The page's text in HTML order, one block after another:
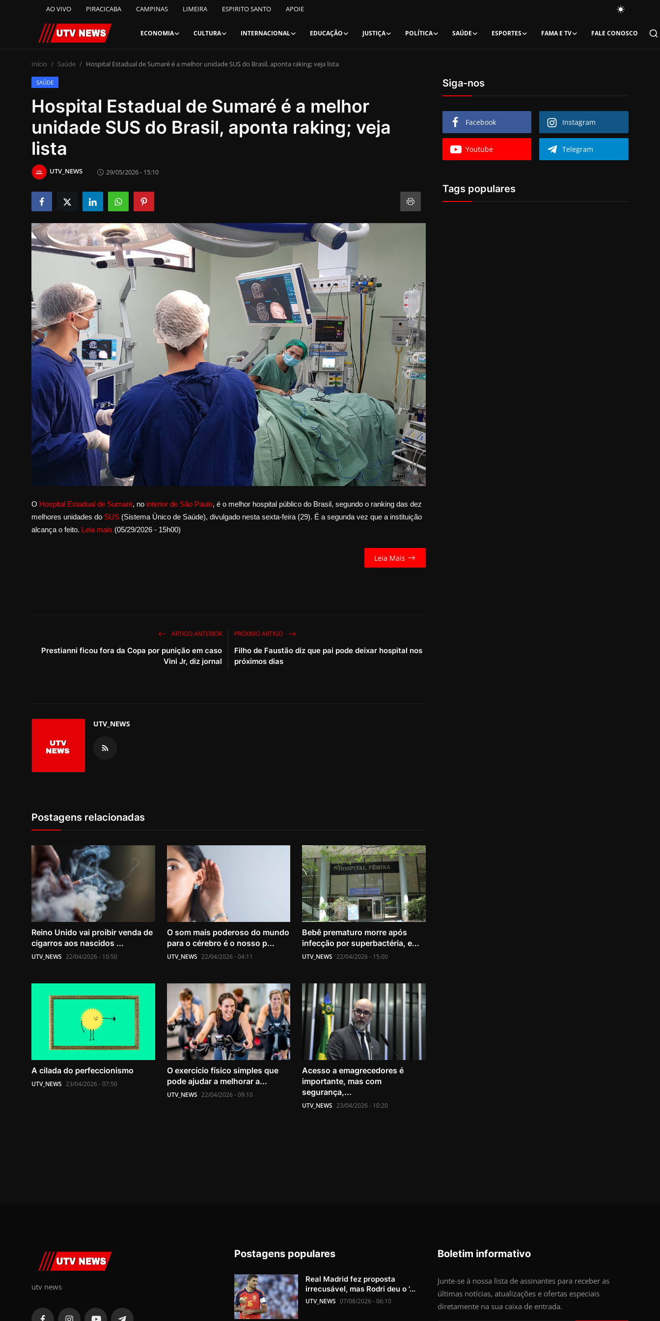
AO VIVO PIRACICABA CAMPINAS LIMEIRA ESPIRITO SANTO APOIE
ECONOMIA CULTURA INTERNACIONAL EDUCAÇÃO JUSTIÇA POLÍTICA SAÚDE ESPORTES FAMA E TV FALE CONOSCO
AO VIVO
PIRACICABA
CAMPINAS
LIMEIRA
Internacional
Justiça
Política
Fama e TV
FALE CONOSCO
Início Saúde Hospital Estadual de Sumaré é a melhor unidade SUS do Brasil, aponta raking; veja lista
SAÚDE
Hospital Estadual de Sumaré é a melhor
unidade SUS do Brasil, aponta raking; veja
lista
UTV_NEWS 29/05/2026 - 15:10
O Hospital Estadual de Sumaré, no interior de São Paulo, é o melhor hospital público do Brasil, segundo o ranking das dez
melhores unidades do SUS (Sistema Único de Saúde), divulgado nesta sexta-feira (29). É a segunda vez que a instituição
alcança o feito. Leia mais (05/29/2026 - 15h00)
Leia Mais
ARTIGO ANTERIOR
Prestianni ficou fora da Copa por punição em caso
Vini Jr, diz jornal
PRÓXIMO ARTIGO
Filho de Faustão diz que pai pode deixar hospital nos
próximos dias
UTV_NEWS
Postagens relacionadas
Reino Unido vai proibir venda de
cigarros aos nascidos ...
UTV_NEWS 22/04/2026 - 10:50
O som mais poderoso do mundo
para o cérebro é o nosso p...
UTV_NEWS 22/04/2026 - 04:11
Bebê prematuro morre após
infecção por superbactéria, e...
UTV_NEWS 22/04/2026 - 15:00
A cilada do perfeccionismo
UTV_NEWS 23/04/2026 - 07:50
O exercício físico simples que
pode ajudar a melhorar a...
UTV_NEWS 22/04/2026 - 09:10
Acesso a emagrecedores é
importante, mas com
segurança,...
UTV_NEWS 23/04/2026 - 10:20
Siga-nos
Facebook Instagram
Youtube Telegram
Tags populares
utv news
Postagens populares
Real Madrid fez proposta
irrecusável, mas Rodri deu o '...
UTV_NEWS 07/08/2026 - 06:10
Boletim informativo
Junte-se à nossa lista de assinantes para receber as
últimas notícias, atualizações e ofertas especiais
diretamente na sua caixa de entrada.